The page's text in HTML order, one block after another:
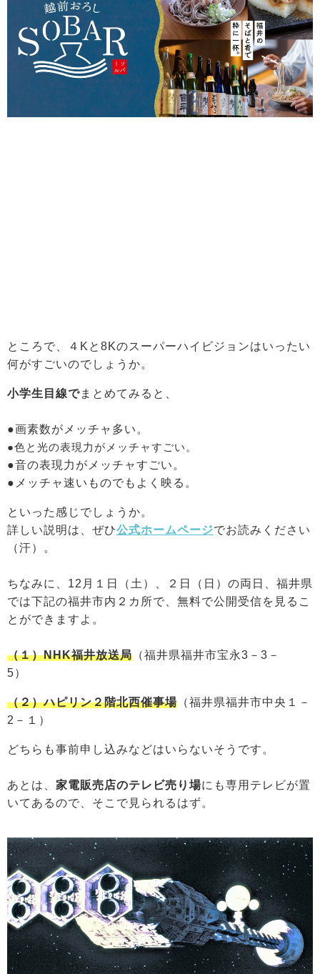
ところで、４Kと8Kのスーパーハイビジョンはいったい
何がすごいのでしょうか。
小学生目線でまとめてみると、
●画素数がメッチャ多い。
●色と光の表現力がメッチャすごい。
●音の表現力がメッチャすごい。
●メッチャ速いものでもよく映る。
といった感じでしょうか。
詳しい説明は、ぜひ公式ホームページでお読みください
（汗）。
ちなみに、12月１日（土）、２日（日）の両日、福井県
では下記の福井市内２カ所で、無料で公開受信を見るこ
とができますよ。
（１）NHK福井放送局 （福井県福井市宝永3－3－
5）
（２）ハピリン２階北西催事場 （福井県福井市中央１－
2－１）
どちらも事前申し込みなどはいらないそうです。
あとは、 家電販売店のテレビ売り場にも専用テレビが置
いてあるので、そこで見られるはず。